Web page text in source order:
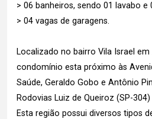
> 06 banheiros, sendo 01 lavabo e
> 04 vagas de garagens.
Localizado no bairro Vila Israel
condomínio esta próximo às
Saúde, Geraldo Gobo e Antônio
Rodovias Luiz de Queiroz (SP-
Esta região possui diversos tipos